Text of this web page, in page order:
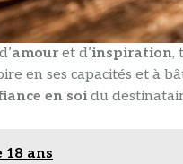
amouret d’inspiration,
en ses capacités et à
en soi du
18 ans